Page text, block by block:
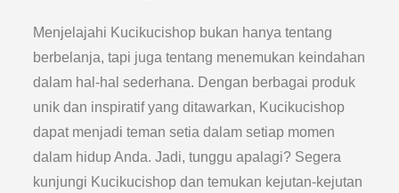
Menjelajahi Kucikucishop bukan hanya tentang
berbelanja, tapi juga tentang menemukan keindahan
dalam hal-hal sederhana. Dengan berbagai produk
unik dan inspiratif yang ditawarkan, Kucikucishop
dapat menjadi teman setia dalam setiap momen
dalam hidup Anda. Jadi, tunggu apalagi? Segera
kunjungi Kucikucishop dan temukan kejutan-kejutan